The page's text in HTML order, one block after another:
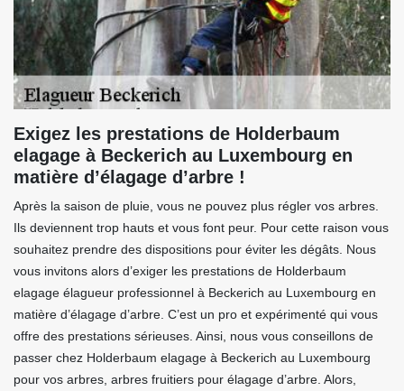
Exigez les prestations de Holderbaum
elagage à Beckerich au Luxembourg en
matière d’élagage d’arbre !
Après la saison de pluie, vous ne pouvez plus régler vos arbres.
Ils deviennent trop hauts et vous font peur. Pour cette raison vous
souhaitez prendre des dispositions pour éviter les dégâts. Nous
vous invitons alors d’exiger les prestations de Holderbaum
elagage élagueur professionnel à Beckerich au Luxembourg en
matière d’élagage d’arbre. C’est un pro et expérimenté qui vous
offre des prestations sérieuses. Ainsi, nous vous conseillons de
passer chez Holderbaum elagage à Beckerich au Luxembourg
pour vos arbres, arbres fruitiers pour élagage d’arbre. Alors,